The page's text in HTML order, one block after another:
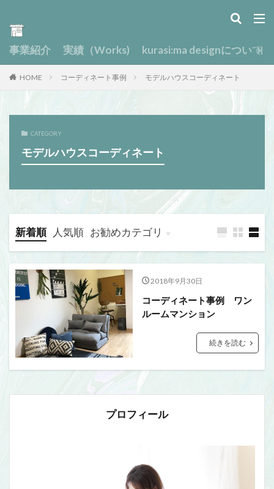
事業紹介 実績（Works) kurasi:ma designについて
HOME コーディネート事例 モデルハウスコーディネート
CATEGORY
モデルハウスコーディネート
新着順 人気順 お勧めカテゴリ
2018年9月30日
コーディネート事例 ワン
ルームマンション
続きを読む
プロフィール